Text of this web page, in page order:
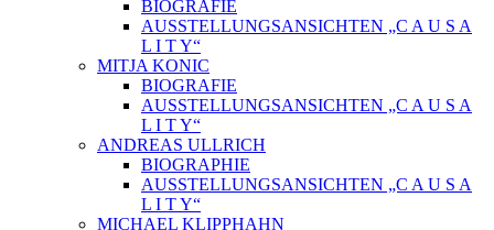
BIOGRAFIE
AUSSTELLUNGSANSICHTEN „C A U S A
L I T Y“
MITJA KONIC
BIOGRAFIE
AUSSTELLUNGSANSICHTEN „C A U S A
L I T Y“
ANDREAS ULLRICH
BIOGRAPHIE
AUSSTELLUNGSANSICHTEN „C A U S A
L I T Y“
MICHAEL KLIPPHAHN